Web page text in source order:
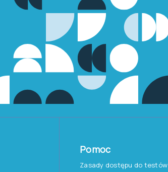
Pomoc
Zasady dostępu do testów